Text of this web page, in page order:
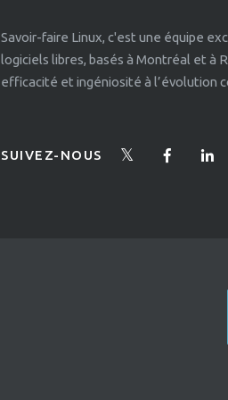
Savoir-faire Linux, c'est une équipe
logiciels libres, basés à Montréal et à
efficacité et ingéniosité à l’évolution
SUIVEZ-NOUS